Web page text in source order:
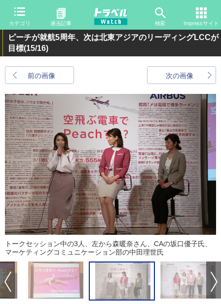
カテゴリ 過去記事 検索 Impressサイト
ピーチが就航5周年、次は北東アジアのリーディングLCCが
目標(15/16)
前の画像 次の画像
トークセッション中の3人、左から森暖奈さん、CAの坂口優子氏、
マーケティングコミュニケーション部の中田理世氏